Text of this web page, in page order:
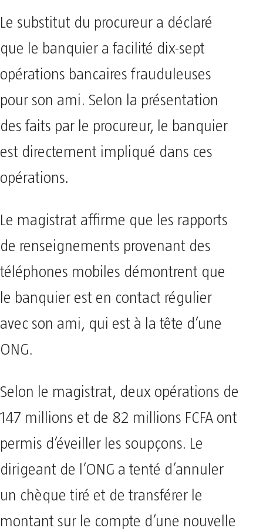
Le substitut du procureur a déclaré
que le banquier a facilité dix-sept
opérations bancaires frauduleuses
pour son ami. Selon la présentation
des faits par le procureur, le banquier
est directement impliqué dans ces
opérations.
Le magistrat affirme que les rapports
de renseignements provenant des
téléphones mobiles démontrent que
le banquier est en contact régulier
avec son ami, qui est à la tête d’une
ONG.
Selon le magistrat, deux opérations de
147 millions et de 82 millions FCFA ont
permis d’éveiller les soupçons. Le
dirigeant de l’ONG a tenté d’annuler
un chèque tiré et de transférer le
montant sur le compte d’une nouvelle